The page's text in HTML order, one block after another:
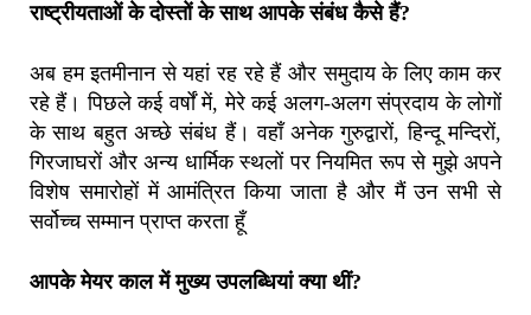
राष्ट्रीयताओं के दोस्तों के साथ आपके संबंध कैसे हैं?
अब हम इतमीनान से यहां रह रहे हैं और समुदाय के लिए काम कर
रहे हैं। पिछले कई वर्षों में, मेरे कई अलग-अलग संप्रदाय के लोगों
के साथ बहुत अच्छे संबंध हैं। वहाँ अनेक गुरुद्वारों, हिन्दू मन्दिरों,
गिरजाघरों और अन्य धार्मिक स्थलों पर नियमित रूप से मुझे अपने
विशेष समारोहों में आमंत्रित किया जाता है और मैं उन सभी से
सर्वोच्च सम्मान प्राप्त करता हूँ
आपके मेयर काल में मुख्य उपलब्धियां क्या थीं?